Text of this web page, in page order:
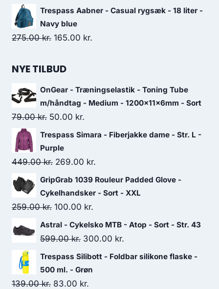
Trespass Aabner - Casual rygsæk - 18 liter -
Navy blue
275.00kr. Original
was:
165.00 kr.
NYE TILBUD
OnGear - Træningselastik - Toning Tube
m/håndtag - Medium - 1200x11x6mm - Sort
79.00kr. Original
price
was:
79.00 kr..
50.00 kr.
price
50.00 kr..
Trespass Simara - Fiberjakke dame - Str. L -
Purple
449.00kr. Original
price
was:
449.00 kr..
269.00 kr.
price
is:
GripGrab 1039 Rouleur Padded Glove -
Cykelhandsker - Sort - XXL
259.00kr. Original
price
was:
100.00 kr.
price
is:
Astral - Cykelsko MTB - Atop - Sort - Str. 43
599.00kr. Original
price
was:
599.00 kr..
300.00 kr.
price
Trespass Silibott - Foldbar silikone flaske -
500 ml. - Grøn
139.00kr. Original
83.00 kr.